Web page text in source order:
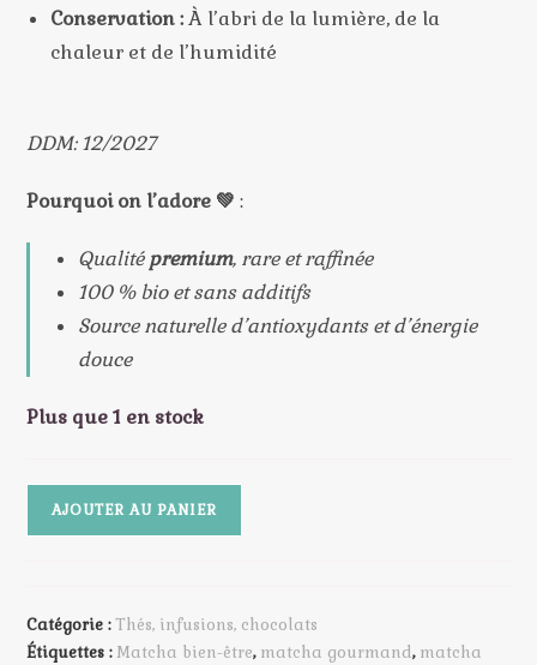
Conservation :À l’abri de la lumière, de la
chaleur et de l’humidité
DDM: 12/2027
Pourquoi on l’adore 💚 :
Qualitépremium, rare et raffinée
100 % bio et sans additifs
Source naturelle d’antioxydants et d’énergie
douce
Plus que 1 en stock
–
Thé
AJOUTER AU PANIER
Catégorie : Thés, infusions, chocolats
Étiquettes :Matcha bien-être, matcha gourmand, matcha